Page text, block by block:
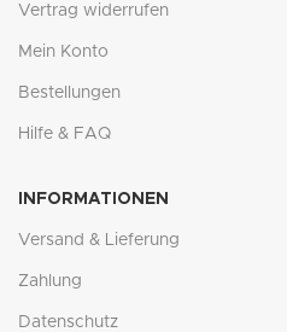
Vertrag widerrufen
Mein Konto
Bestellungen
Hilfe & FAQ
INFORMATIONEN
Versand & Lieferung
Zahlung
Datenschutz